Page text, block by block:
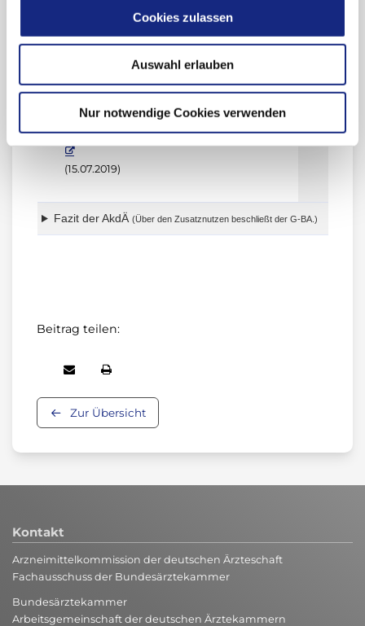
Cookies zulassen
Auswahl erlauben
Nur notwendige Cookies verwenden
Nutzenbewertungs-
Verfahren
Anwendungsgebiet
Verbindlich sind die
der Fachinformation.
der AkdÄ
Anwendungsgebiet
(Mammakarzinom)
(15.07.2019)
Fazit der AkdÄ (Über den Zusatznutzen beschließt der G-BA.)
Beitrag teilen:
Zur Übersicht
Kontakt
Arzneimittelkommission der deutschen Ärzteschaft
Fachausschuss der Bundesärztekammer
Bundesärztekammer
Arbeitsgemeinschaft der deutschen Ärztekammern